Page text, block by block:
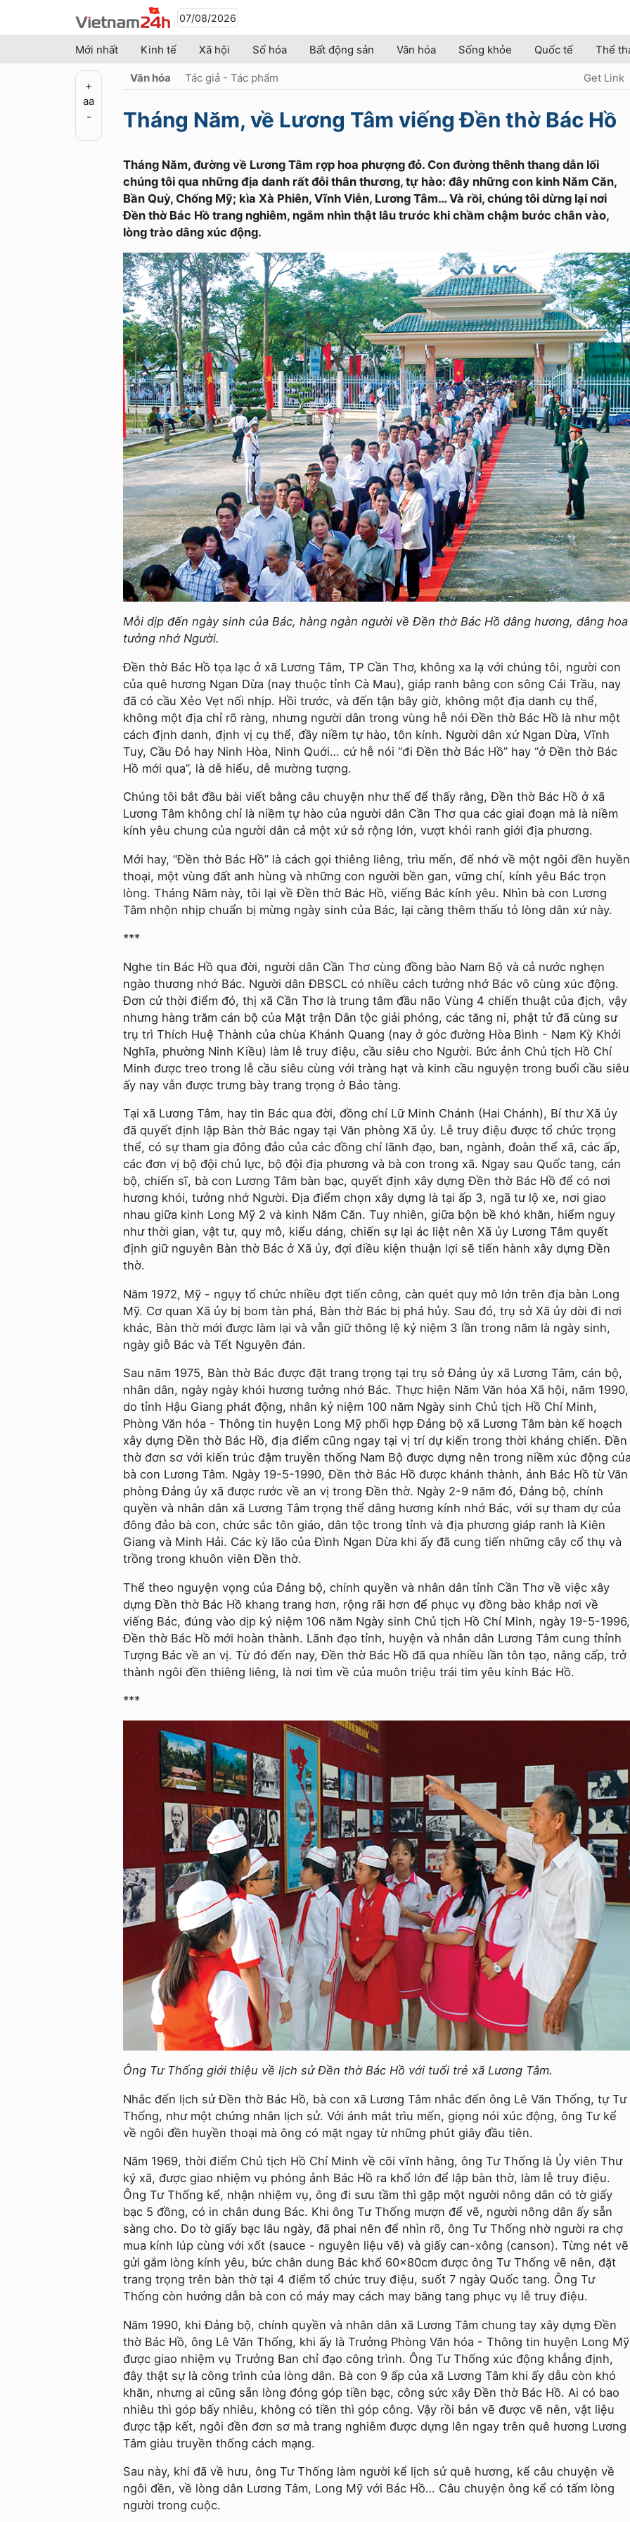
07/08/2026
Mới nhất Kinh tế Xã hội Số hóa Bất động sản Văn hóa Sống khỏe Quốc tế Thể
+
aa
-
Văn hóa Tác giả - Tác phẩm Get Link
Tháng Năm, về Lương Tâm viếng Đền thờ Bác Hồ
Tháng Năm, đường về Lương Tâm rợp hoa phượng đỏ. Con đường thênh thang dẫn lối
chúng tôi qua những địa danh rất đỗi thân thương, tự hào: đây những con kinh Năm Căn,
Bần Quỳ, Chống Mỹ; kìa Xà Phiên, Vĩnh Viễn, Lương Tâm… Và rồi, chúng tôi dừng lại nơi
Đền thờ Bác Hồ trang nghiêm, ngắm nhìn thật lâu trước khi chầm chậm bước chân vào,
lòng trào dâng xúc động.
Mỗi dịp đến ngày sinh của Bác, hàng ngàn người về Đền thờ Bác Hồ dâng hương, dâng hoa
tưởng nhớ Người.
Đền thờ Bác Hồ tọa lạc ở xã Lương Tâm, TP Cần Thơ, không xa lạ với chúng tôi, người con
của quê hương Ngan Dừa (nay thuộc tỉnh Cà Mau), giáp ranh bằng con sông Cái Trầu, nay
đã có cầu Xẻo Vẹt nối nhịp. Hồi trước, và đến tận bây giờ, không một địa danh cụ thể,
không một địa chỉ rõ ràng, nhưng người dân trong vùng hễ nói Đền thờ Bác Hồ là như một
cách định danh, định vị cụ thể, đầy niềm tự hào, tôn kính. Người dân xứ Ngan Dừa, Vĩnh
Tuy, Cầu Đỏ hay Ninh Hòa, Ninh Quới… cứ hễ nói “đi Đền thờ Bác Hồ” hay “ở Đền thờ Bác
Hồ mới qua”, là dễ hiểu, dễ mường tượng.
Chúng tôi bắt đầu bài viết bằng câu chuyện như thế để thấy rằng, Đền thờ Bác Hồ ở xã
Lương Tâm không chỉ là niềm tự hào của người dân Cần Thơ qua các giai đoạn mà là niềm
kính yêu chung của người dân cả một xứ sở rộng lớn, vượt khỏi ranh giới địa phương.
Mới hay, “Đền thờ Bác Hồ” là cách gọi thiêng liêng, trìu mến, để nhớ về một ngôi đền huyền
thoại, một vùng đất anh hùng và những con người bền gan, vững chí, kính yêu Bác trọn
lòng. Tháng Năm này, tôi lại về Đền thờ Bác Hồ, viếng Bác kính yêu. Nhìn bà con Lương
Tâm nhộn nhịp chuẩn bị mừng ngày sinh của Bác, lại càng thêm thấu tỏ lòng dân xứ này.
***
Nghe tin Bác Hồ qua đời, người dân Cần Thơ cùng đồng bào Nam Bộ và cả nước nghẹn
ngào thương nhớ Bác. Người dân ĐBSCL có nhiều cách tưởng nhớ Bác vô cùng xúc động.
Đơn cử thời điểm đó, thị xã Cần Thơ là trung tâm đầu não Vùng 4 chiến thuật của địch, vậy
nhưng hàng trăm cán bộ của Mặt trận Dân tộc giải phóng, các tăng ni, phật tử đã cùng sư
trụ trì Thích Huệ Thành của chùa Khánh Quang (nay ở góc đường Hòa Bình - Nam Kỳ Khởi
Nghĩa, phường Ninh Kiều) làm lễ truy điệu, cầu siêu cho Người. Bức ảnh Chủ tịch Hồ Chí
Minh được treo trong lễ cầu siêu cùng với tràng hạt và kinh cầu nguyện trong buổi cầu siêu
ấy nay vẫn được trưng bày trang trọng ở Bảo tàng.
Tại xã Lương Tâm, hay tin Bác qua đời, đồng chí Lữ Minh Chánh (Hai Chánh), Bí thư Xã ủy
đã quyết định lập Bàn thờ Bác ngay tại Văn phòng Xã ủy. Lễ truy điệu được tổ chức trọng
thể, có sự tham gia đông đảo của các đồng chí lãnh đạo, ban, ngành, đoàn thể xã, các ấp,
các đơn vị bộ đội chủ lực, bộ đội địa phương và bà con trong xã. Ngay sau Quốc tang, cán
bộ, chiến sĩ, bà con Lương Tâm bàn bạc, quyết định xây dựng Đền thờ Bác Hồ để có nơi
hương khói, tưởng nhớ Người. Địa điểm chọn xây dựng là tại ấp 3, ngã tư lộ xe, nơi giao
nhau giữa kinh Long Mỹ 2 và kinh Năm Căn. Tuy nhiên, giữa bộn bề khó khăn, hiểm nguy
như thời gian, vật tư, quy mô, kiểu dáng, chiến sự lại ác liệt nên Xã ủy Lương Tâm quyết
định giữ nguyên Bàn thờ Bác ở Xã ủy, đợi điều kiện thuận lợi sẽ tiến hành xây dựng Đền
thờ.
Năm 1972, Mỹ - ngụy tổ chức nhiều đợt tiến công, càn quét quy mô lớn trên địa bàn Long
Mỹ. Cơ quan Xã ủy bị bom tàn phá, Bàn thờ Bác bị phá hủy. Sau đó, trụ sở Xã ủy dời đi nơi
khác, Bàn thờ mới được làm lại và vẫn giữ thông lệ kỷ niệm 3 lần trong năm là ngày sinh,
ngày giỗ Bác và Tết Nguyên đán.
Sau năm 1975, Bàn thờ Bác được đặt trang trọng tại trụ sở Đảng ủy xã Lương Tâm, cán bộ,
nhân dân, ngày ngày khói hương tưởng nhớ Bác. Thực hiện Năm Văn hóa Xã hội, năm 1990,
do tỉnh Hậu Giang phát động, nhân kỷ niệm 100 năm Ngày sinh Chủ tịch Hồ Chí Minh,
Phòng Văn hóa - Thông tin huyện Long Mỹ phối hợp Đảng bộ xã Lương Tâm bàn kế hoạch
xây dựng Đền thờ Bác Hồ, địa điểm cũng ngay tại vị trí dự kiến trong thời kháng chiến. Đền
thờ đơn sơ với kiến trúc đậm truyền thống Nam Bộ được dựng nên trong niềm xúc động
bà con Lương Tâm. Ngày 19-5-1990, Đền thờ Bác Hồ được khánh thành, ảnh Bác Hồ từ Văn
phòng Đảng ủy xã được rước về an vị trong Đền thờ. Ngày 2-9 năm đó, Đảng bộ, chính
quyền và nhân dân xã Lương Tâm trọng thể dâng hương kính nhớ Bác, với sự tham dự của
đông đảo bà con, chức sắc tôn giáo, dân tộc trong tỉnh và địa phương giáp ranh là Kiên
Giang và Minh Hải. Các kỳ lão của Đình Ngan Dừa khi ấy đã cung tiến những cây cổ thụ và
trồng trong khuôn viên Đền thờ.
Thể theo nguyện vọng của Đảng bộ, chính quyền và nhân dân tỉnh Cần Thơ về việc xây
dựng Đền thờ Bác Hồ khang trang hơn, rộng rãi hơn để phục vụ đồng bào khắp nơi về
viếng Bác, đúng vào dịp kỷ niệm 106 năm Ngày sinh Chủ tịch Hồ Chí Minh, ngày 19-5-1996,
Đền thờ Bác Hồ mới hoàn thành. Lãnh đạo tỉnh, huyện và nhân dân Lương Tâm cung thỉnh
Tượng Bác về an vị. Từ đó đến nay, Đền thờ Bác Hồ đã qua nhiều lần tôn tạo, nâng cấp, trở
thành ngôi đền thiêng liêng, là nơi tìm về của muôn triệu trái tim yêu kính Bác Hồ.
***
Ông Tư Thống giới thiệu về lịch sử Đền thờ Bác Hồ với tuổi trẻ xã Lương Tâm.
Nhắc đến lịch sử Đền thờ Bác Hồ, bà con xã Lương Tâm nhắc đến ông Lê Văn Thống, tự Tư
Thống, như một chứng nhân lịch sử. Với ánh mắt trìu mến, giọng nói xúc động, ông Tư kể
về ngôi đền huyền thoại mà ông có mặt ngay từ những phút giây đầu tiên.
Năm 1969, thời điểm Chủ tịch Hồ Chí Minh về cõi vĩnh hằng, ông Tư Thống là Ủy viên Thư
ký xã, được giao nhiệm vụ phóng ảnh Bác Hồ ra khổ lớn để lập bàn thờ, làm lễ truy điệu.
Ông Tư Thống kể, nhận nhiệm vụ, ông đi sưu tầm thì gặp một người nông dân có tờ giấy
bạc 5 đồng, có in chân dung Bác. Khi ông Tư Thống mượn để vẽ, người nông dân ấy sẵn
sàng cho. Do tờ giấy bạc lâu ngày, đã phai nên để nhìn rõ, ông Tư Thống nhờ người ra chợ
mua kính lúp cùng với xốt (sauce - nguyên liệu vẽ) và giấy can-xông (canson). Từng nét vẽ
gửi gắm lòng kính yêu, bức chân dung Bác khổ 60x80cm được ông Tư Thống vẽ nên, đặt
trang trọng trên bàn thờ tại 4 điểm tổ chức truy điệu, suốt 7 ngày Quốc tang. Ông Tư
Thống còn hướng dẫn bà con có máy may cách may băng tang phục vụ lễ truy điệu.
Năm 1990, khi Đảng bộ, chính quyền và nhân dân xã Lương Tâm chung tay xây dựng Đền
thờ Bác Hồ, ông Lê Văn Thống, khi ấy là Trưởng Phòng Văn hóa - Thông tin huyện Long Mỹ
được giao nhiệm vụ Trưởng Ban chỉ đạo công trình. Ông Tư Thống xúc động khẳng định,
đây thật sự là công trình của lòng dân. Bà con 9 ấp của xã Lương Tâm khi ấy dẫu còn khó
khăn, nhưng ai cũng sẵn lòng đóng góp tiền bạc, công sức xây Đền thờ Bác Hồ. Ai có bao
nhiêu thì góp bấy nhiêu, không có tiền thì góp công. Vậy rồi bản vẽ được vẽ nên, vật liệu
được tập kết, ngôi đền đơn sơ mà trang nghiêm được dựng lên ngay trên quê hương Lương
Tâm giàu truyền thống cách mạng.
Sau này, khi đã về hưu, ông Tư Thống làm người kể lịch sử quê hương, kể câu chuyện về
ngôi đền, về lòng dân Lương Tâm, Long Mỹ với Bác Hồ… Câu chuyện ông kể có tấm lòng
người trong cuộc.